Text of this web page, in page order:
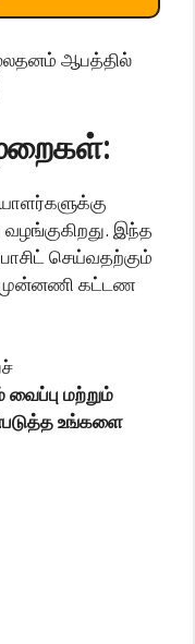
ஆபத்தில்
இந்த
செய்வதற்கும்
முன்னணி கட்டண
வைப்பு மற்றும்
உங்களை